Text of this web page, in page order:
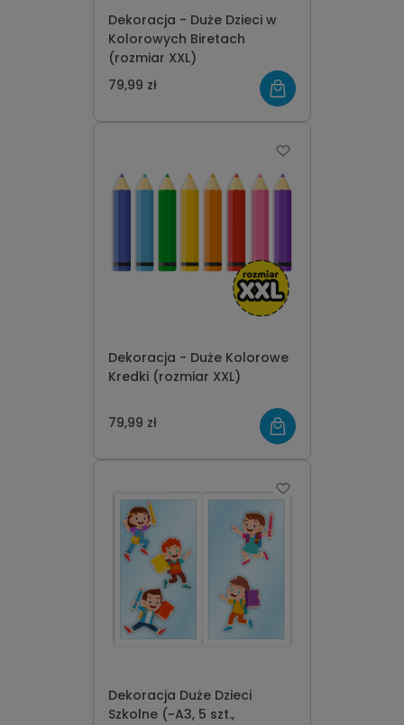
Dekoracja - Duże Dzieci w
Kolorowych Biretach
(rozmiar XXL)
79,99 zł
Dekoracja - Duże Kolorowe
Kredki (rozmiar XXL)
79,99 zł
Dekoracja Duże Dzieci
Szkolne (~A3, 5 szt.,